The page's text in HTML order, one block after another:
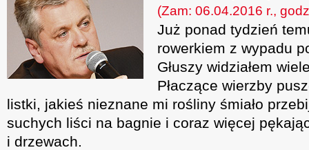
(Zam: 06.04.2016 r.,
Już ponad tydzień
rowerkiem z wypadu
Głuszy widziałem
Płaczące wierzby
listki, jakieś nieznane mi rośliny śmiało
suchych liści na bagnie i coraz więcej
i drzewach.